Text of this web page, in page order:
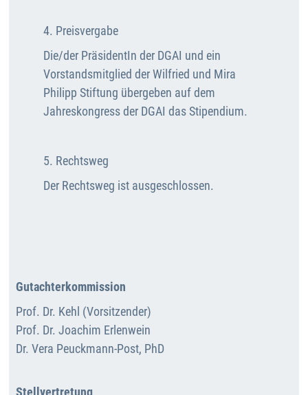
4. Preisvergabe
Die/der PräsidentIn der DGAI und ein
Vorstandsmitglied der Wilfried und Mira
Philipp Stiftung übergeben auf dem
Jahreskongress der DGAI das Stipendium.
5. Rechtsweg
Der Rechtsweg ist ausgeschlossen.
Gutachterkommission
Prof. Dr. Kehl (Vorsitzender)
Prof. Dr. Joachim Erlenwein
Dr. Vera Peuckmann-Post, PhD
Stellvertretung